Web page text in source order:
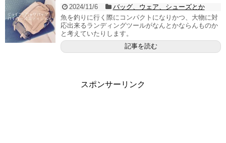
2024/11/6
バッグ、ウェア、シューズとか
魚を釣りに行く際にコンパクトになりかつ、大物に対
応出来るランディングツールがなんとかならんものか
と考えていたりします。
記事を読む
スポンサーリンク